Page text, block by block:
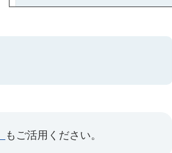
もご活用ください。